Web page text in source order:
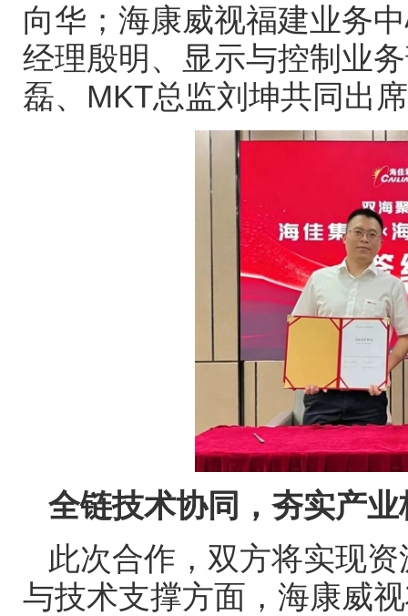
向华；海康威视福建业务
经理殷明、显示与控制业
磊、 MKT总监刘坤共同出
全链技术协同，夯实产
此次合作，双方将实现
与技术支撑方面，海康威